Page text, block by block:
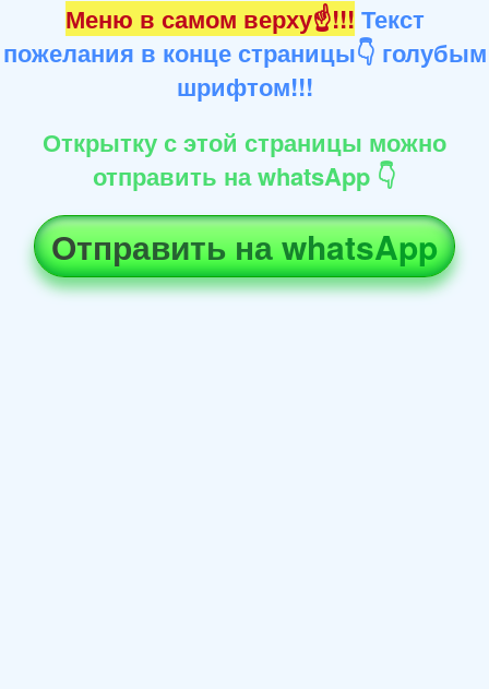
Меню в самом верху☝!!! Текст
пожелания в конце страницы👇 голубым
шрифтом!!!
Открытку с этой страницы можно
отправить на whatsApp 👇
Отправить на whatsApp